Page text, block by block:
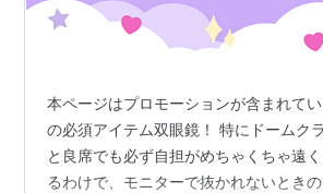
本ページはプロモーションが含まれて
の必須アイテム双眼鏡！ 特にドームク
と良席でも必ず自担がめちゃくちゃ遠
るわけで、モニターで抜かれないとき